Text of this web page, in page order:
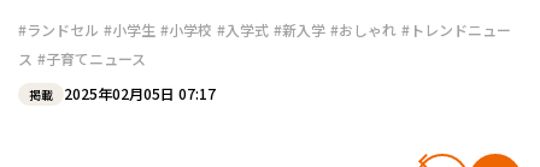
#ランドセル #小学生 #小学校 #入学式 #新入学 #おしゃれ #トレンドニュー
ス #子育てニュース
掲載 2025年02月05日 07:17